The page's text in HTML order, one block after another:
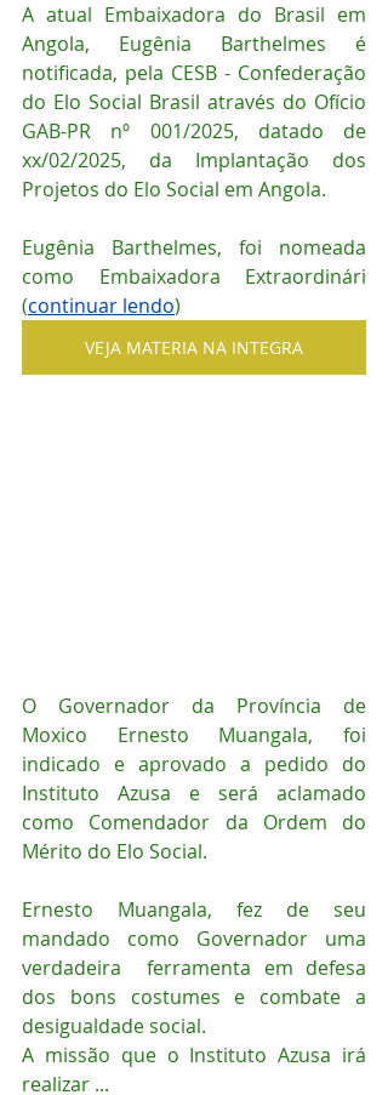
A atual Embaixadora do Brasil em
Angola, Eugênia Barthelmes é
notificada, pela CESB - Confederação
do Elo Social Brasil através do Ofício
GAB-PR nº 001/2025, datado de
xx/02/2025, da Implantação dos
Projetos do Elo Social em Angola.
Eugênia Barthelmes, foi nomeada
como Embaixadora Extraordinári
(continuar lendo)
VEJA MATERIA NA INTEGRA
O Governador da Província de
Moxico Ernesto Muangala, foi
indicado e aprovado a pedido do
Instituto Azusa e será aclamado
como Comendador da Ordem do
Mérito do Elo Social.
Ernesto Muangala, fez de seu
mandado como Governador uma
verdadeira  ferramenta em defesa
dos bons costumes e combate a
desigualdade social.
A missão que o Instituto Azusa irá
realizar ...